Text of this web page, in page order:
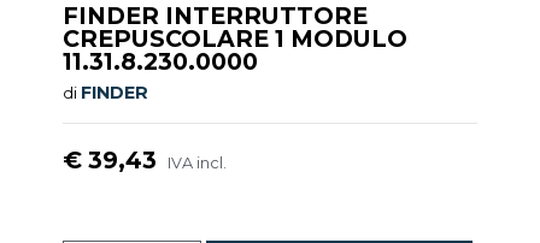
FINDER INTERRUTTORE
CREPUSCOLARE 1 MODULO
11.31.8.230.0000
di FINDER
€ 39,43 IVA incl.